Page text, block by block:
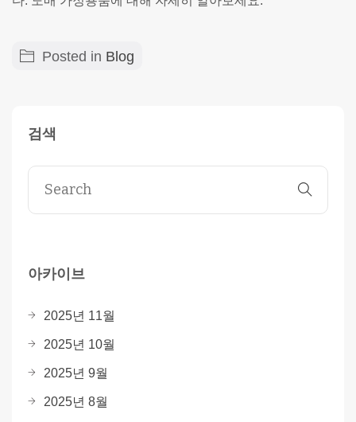
Posted in Blog
검색
아카이브
2025년 11월
2025년 10월
2025년 9월
2025년 8월